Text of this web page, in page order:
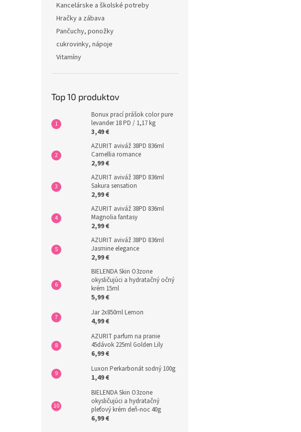
Kancelárske a školské potreby
Hračky a zábava
Pančuchy, ponožky
cukrovinky, nápoje
Vitamíny
Top 10 produktov
Bonux prací prášok color pure
levander 18 PD / 1,17 kg
3,49 €
AZURIT aviváž 38PD 836ml
Camellia romance
2,99 €
AZURIT aviváž 38PD 836ml
Sakura sensation
2,99 €
AZURIT aviváž 38PD 836ml
Magnolia fantasy
2,99 €
AZURIT aviváž 38PD 836ml
Jasmine elegance
2,99 €
BIELENDA Skin O3zone
okysličujúci a hydratačný očný
krém 15ml
5,99 €
Jar 2x850ml Lemon
4,99 €
AZURIT parfum na pranie
45dávok 225ml Golden Lily
6,99 €
Luxon Perkarbonát sodný 100g
1,49 €
BIELENDA Skin O3zone
okysličujúci a hydratačný
pleťový krém deň-noc 40g
6,99 €